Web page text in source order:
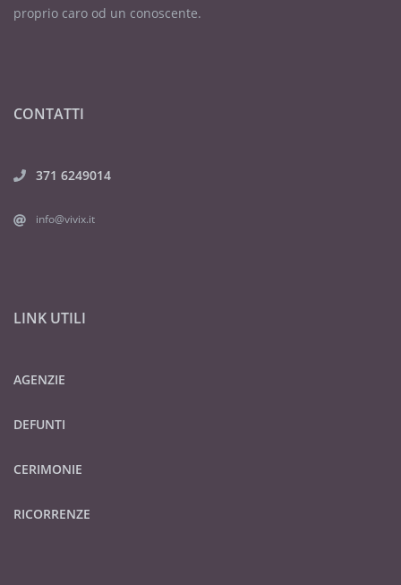
proprio caro od un conoscente.
CONTATTI
371 6249014
info@vivix.it
LINK UTILI
AGENZIE
DEFUNTI
CERIMONIE
RICORRENZE